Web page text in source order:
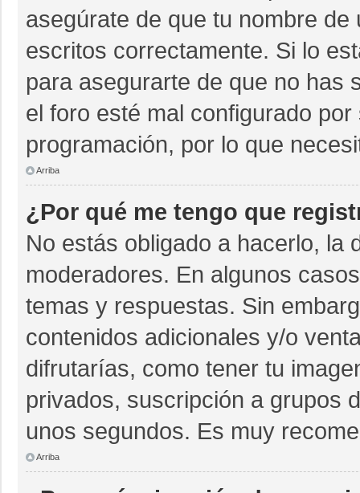
asegúrate de que tu nombre
escritos correctamente. Si lo
para asegurarte de que no has
el foro esté mal configurado
programación, por lo que
Arriba
¿Por qué me tengo que
No estás obligado a hacerlo, la
moderadores. En algunos
temas y respuestas. Sin
contenidos adicionales y/o
difrutarías, como tener tu
privados, suscripción a grupos
unos segundos. Es muy
Arriba